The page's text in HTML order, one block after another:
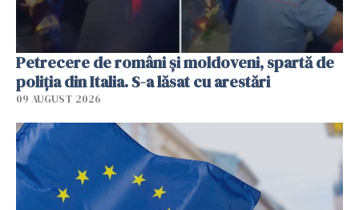
Petrecere de români și moldoveni, spartă de
poliția din Italia. S-a lăsat cu arestări
09 AUGUST 2026